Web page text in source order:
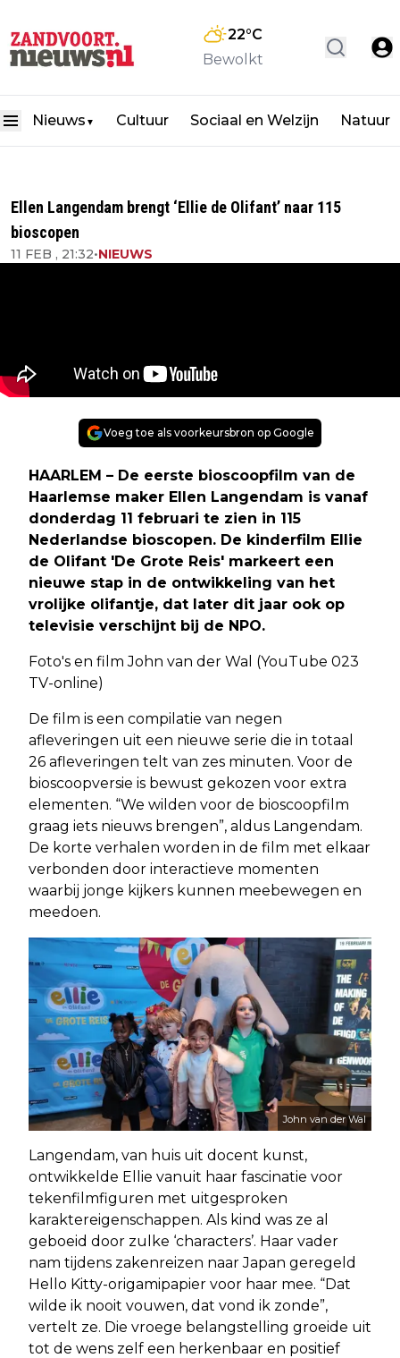
22°C
Bewolkt
Nieuws ▼ Cultuur Sociaal en Welzijn Natuur
Ellen Langendam brengt ‘Ellie de Olifant’ naar 115
bioscopen
11 FEB , 21:32•NIEUWS
Voeg toe als voorkeursbron op Google
HAARLEM – De eerste bioscoopfilm van de
Haarlemse maker Ellen Langendam is vanaf
donderdag 11 februari te zien in 115
Nederlandse bioscopen. De kinderfilm Ellie
de Olifant 'De Grote Reis' markeert een
nieuwe stap in de ontwikkeling van het
vrolijke olifantje, dat later dit jaar ook op
televisie verschijnt bij de NPO.
Foto's en film John van der Wal (YouTube 023
TV-online)
De film is een compilatie van negen
afleveringen uit een nieuwe serie die in totaal
26 afleveringen telt van zes minuten. Voor de
bioscoopversie is bewust gekozen voor extra
elementen. “We wilden voor de bioscoopfilm
graag iets nieuws brengen”, aldus Langendam.
De korte verhalen worden in de film met elkaar
verbonden door interactieve momenten
waarbij jonge kijkers kunnen meebewegen en
meedoen.
John van der Wal
Langendam, van huis uit docent kunst,
ontwikkelde Ellie vanuit haar fascinatie voor
tekenfilmfiguren met uitgesproken
karaktereigenschappen. Als kind was ze al
geboeid door zulke ‘characters’. Haar vader
nam tijdens zakenreizen naar Japan geregeld
Hello Kitty-origamipapier voor haar mee. “Dat
wilde ik nooit vouwen, dat vond ik zonde”,
vertelt ze. Die vroege belangstelling groeide uit
tot de wens zelf een herkenbaar en positief